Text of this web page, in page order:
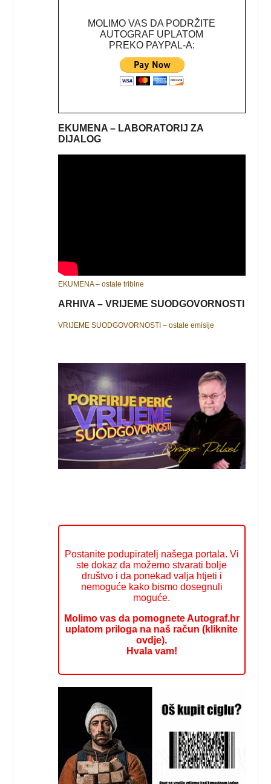
MOLIMO VAS DA PODRŽITE
AUTOGRAF UPLATOM
PREKO PAYPAL-A:
EKUMENA – LABORATORIJ ZA
DIJALOG
EKUMENA – ostale tribine
ARHIVA – VRIJEME SUODGOVORNOSTI
VRIJEME SUODGOVORNOSTI – ostale emisije
Postanite podupiratelj našega portala. Vi
ste dokaz da možemo stvarati bolje
društvo i da ponekad valja htjeti i
nemoguće kako bismo dosegnuli
moguće.
Molimo vas da pomognete Autograf.hr
uplatom priloga na naš račun (kliknite
ovdje).
Hvala vam!